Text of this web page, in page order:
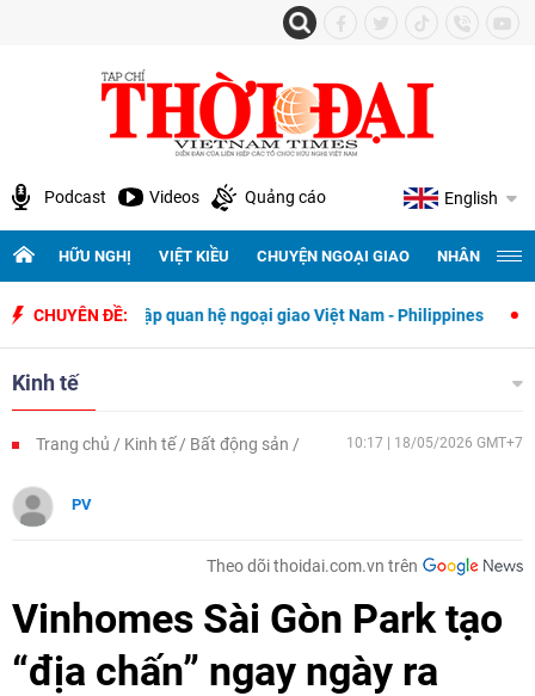
Podcast Videos Quảng cáo English
HỮU NGHỊ VIỆT KIỀU CHUYỆN NGOẠI GIAO NHÂN
CHUYÊN ĐỀ:
lập quan hệ ngoại giao Việt Nam - Philippines 500 ngày
Kinh tế
Trang chủ Kinh tế Bất động sản 10:17 | 18/05/2026 GMT+7
PV
Theo dõi thoidai.com.vn trên
Vinhomes Sài Gòn Park tạo
“địa chấn” ngay ngày ra